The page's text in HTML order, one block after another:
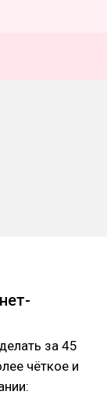
за 45
чёткое и